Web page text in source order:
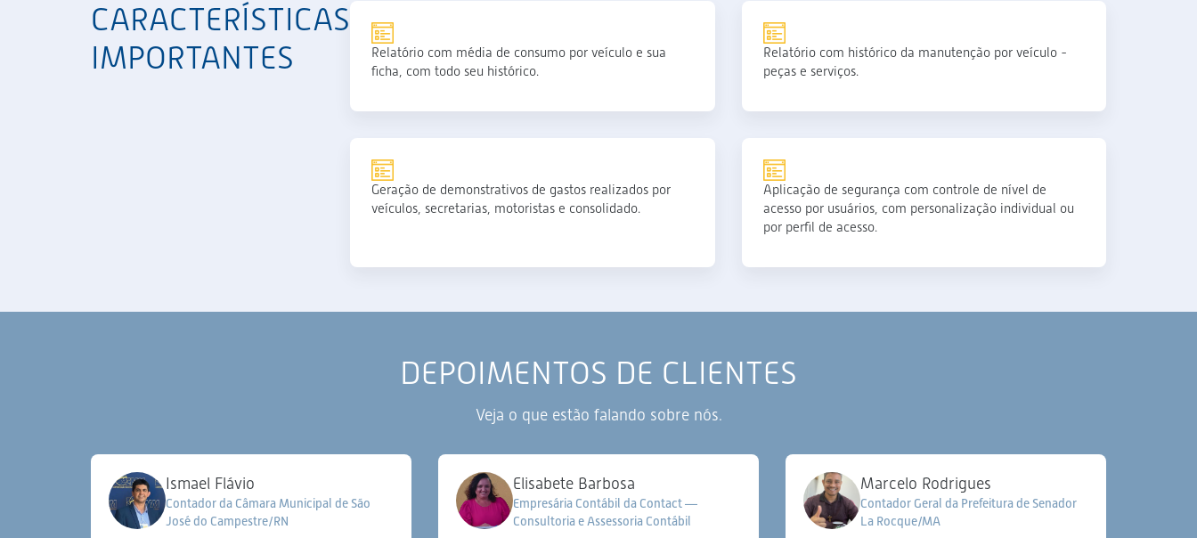
CARACTERÍSTICAS
IMPORTANTES
Relatório com média de consumo por veículo e sua
ficha, com todo seu histórico.
Relatório com histórico da manutenção por veículo -
peças e serviços.
Geração de demonstrativos de gastos realizados por
veículos, secretarias, motoristas e consolidado.
Aplicação de segurança com controle de nível de
acesso por usuários, com personalização individual ou
por perfil de acesso.
DEPOIMENTOS DE CLIENTES
Veja o que estão falando sobre nós.
Ismael Flávio
Contador da Câmara Municipal de São
José do Campestre/RN
Elisabete Barbosa
Empresária Contábil da Contact —
Consultoria e Assessoria Contábil
Marcelo Rodrigues
Contador Geral da Prefeitura de Senador
La Rocque/MA